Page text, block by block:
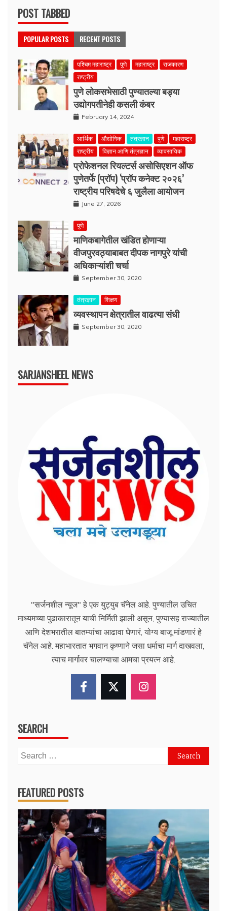
POST TABBED
POPULAR POSTS RECENT POSTS
पश्चिम महाराष्ट्र पुणे महाराष्ट्र
राजकारण
राष्ट्रीय
पुणे लोकसभेसाठी पुण्यातल्या बड्या
उद्योगपतीनेही कसली कंबर
February 14, 2024
आर्थिक औद्योगिक तंत्रज्ञान पुणे
महाराष्ट्र
राष्ट्रीय
विज्ञान आणि तंत्रज्ञान व्यावसायिक
प्रोफेशनल रियल्टर्स असोसिएशन ऑफ
पुणेतर्फे (प्रॉप) ‘प्रॉप कनेक्ट २०२६’
राष्ट्रीय परिषदेचे ६ जुलैला आयोजन
June 27, 2026
पुणे
माणिकबागेतील खंडित होणाऱ्या
वीजपुरवठ्याबाबत दीपक नागपुरे यांची
अधिकाऱ्यांशी चर्चा
September 30, 2020
तंत्रज्ञान शिक्षण
व्यवस्थापन क्षेत्रातील वाढत्या संधी
September 30, 2020
SARJANSHEEL NEWS
"सर्जनशील न्यूज" हे एक युट्युब चॅनेल आहे. पुण्यातील उचित
माध्यमच्या पुढाकारातून याची निर्मिती झाली असून, पुण्यासह राज्यातील
आणि देशभरातील बातम्यांचा आढावा घेणारं, योग्य बाजू मांडणारं हे
चॅनेल आहे. महाभारतात भगवान कृष्णाने जसा धर्माचा मार्ग दाखवला,
त्याच मार्गावर चालण्याचा आमचा प्रयत्न आहे.
SEARCH
Search
for:
FEATURED POSTS